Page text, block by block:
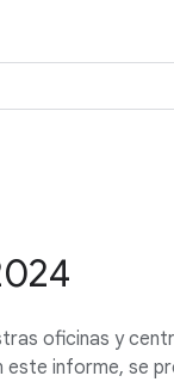
oficinas y
este informe, se